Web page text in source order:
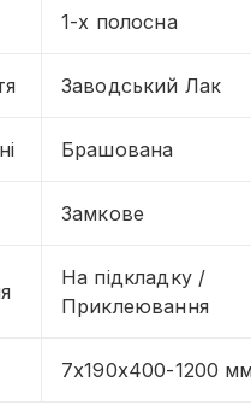
1-х полосна
Заводський Лак
Брашована
Замкове
На підкладку /
Приклеювання
7x190x400-1200 мм